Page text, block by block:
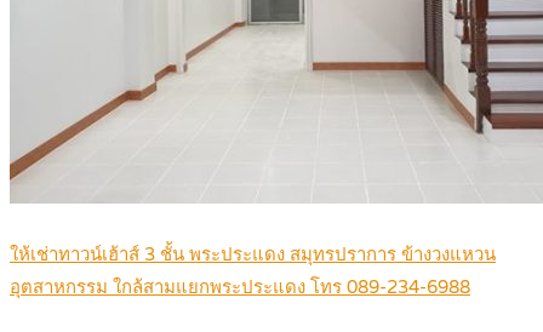
ให้เช่าทาวน์เฮ้าส์ 3 ชั้น พระประแดง สมุทรปราการ ข้างวงแหวน
อุตสาหกรรม ใกล้สามแยกพระประแดง โทร 089-234-6988